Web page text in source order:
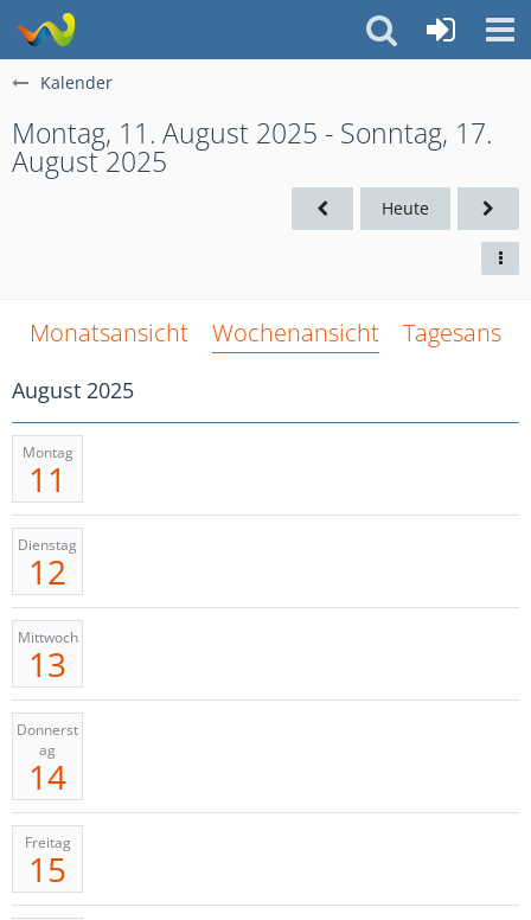
Kalender
Montag, 11. August 2025 - Sonntag, 17.
August 2025
Heute
Monatsansicht Wochenansicht
August 2025
Montag
11
Dienstag
12
Mittwoch
13
Donnerst
ag
14
Freitag
15